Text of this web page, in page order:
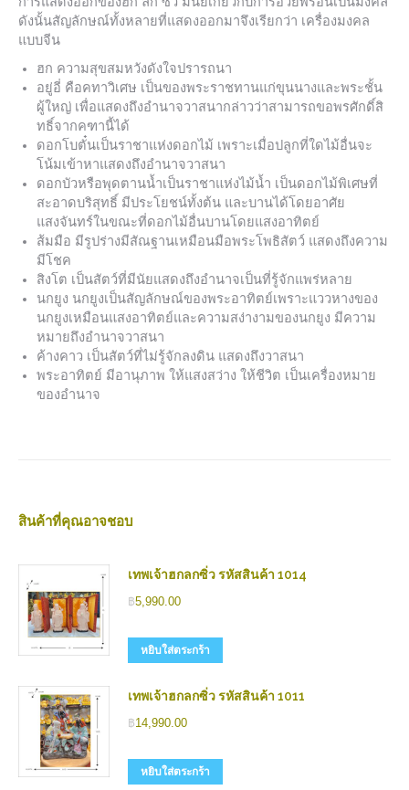
ดังนั้นสัญลักษณ์ทั้งหลายที่แสดงออกมาจึงเรียกว่า เครื่องมงคล
แบบจีน
ฮก ความสุขสมหวังดังใจปรารถนา
อยู่อี่ คือคทาวิเศษ เป็นของพระราชทานแก่ขุนนางและพระชั้น
ผู้ใหญ่ เพื่อแสดงถึงอำนาจวาสนากล่าวว่าสามารถขอพรศักดิ์สิ
ทธิ์จากคฑานี้ได้
ดอกโบตั๋นเป็นราชาแห่งดอกไม้ เพราะเมื่อปลูกที่ใดไม้อื่นจะ
โน้มเข้าหาแสดงถึงอำนาจวาสนา
ดอกบัวหรือพุดตานน้ำเป็นราชาแห่งไม้น้ำ เป็นดอกไม้พิเศษที่
สะอาดบริสุทธิ์ มีประโยชน์ทั้งต้น และบานได้โดยอาศัย
แสงจันทร์ในขณะที่ดอกไม้อื่นบานโดยแสงอาทิตย์
ส้มมือ มีรูปร่างมีสัณฐานเหมือนมือพระโพธิสัตว์ แสดงถึงความ
มีโชค
สิงโต เป็นสัตว์ที่มีนัยแสดงถึงอำนาจเป็นที่รู้จักแพร่หลาย
นกยูง นกยูงเป็นสัญลักษณ์ของพระอาทิตย์เพราะแววหางของ
นกยูงเหมือนแสงอาทิตย์และความสง่างามของนกยูง มีความ
หมายถึงอำนาจวาสนา
ค้างคาว เป็นสัตว์ที่ไม่รู้จักลงดิน แสดงถึงวาสนา
พระอาทิตย์ มีอานุภาพ ให้แสงสว่าง ให้ชีวิต เป็นเครื่องหมาย
ของอำนาจ
สินค้าที่คุณอาจชอบ
เทพเจ้าฮกลกซิ่ว รหัสสินค้า 1014
฿5,990.00
หยิบใส่ตระกร้า
เทพเจ้าฮกลกซิ่ว รหัสสินค้า 1011
฿14,990.00
หยิบใส่ตระกร้า